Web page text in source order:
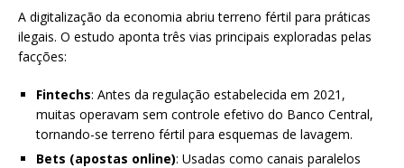
A digitalização da economia abriu terreno fértil para práticas
ilegais. O estudo aponta três vias principais exploradas pelas
facções:
Fintechs: Antes da regulação estabelecida em 2021,
muitas operavam sem controle efetivo do Banco Central,
tornando-se terreno fértil para esquemas de lavagem.
Bets (apostas online): Usadas como canais paralelos